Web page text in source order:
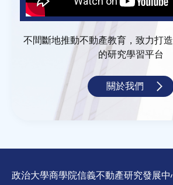
不間斷地推動不動產教育，致力打
的研究學習平台
關於我們
政治大學商學院信義不動產研究發展中